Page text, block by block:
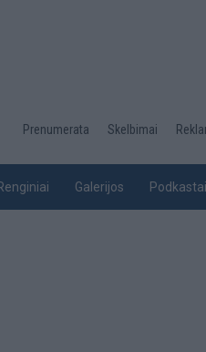
Desktop
top
Prenumerata Skelbimai
Galerijos Podkastai